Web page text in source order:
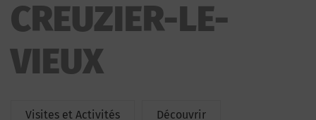
CREUZIER-LE-
VIEUX
Visites et Activités Découvrir